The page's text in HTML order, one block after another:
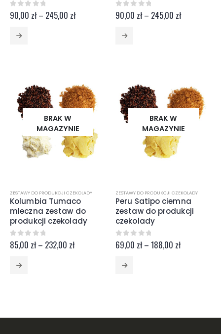
0z 5
90,00 zł – 245,00 złZakres
cen:
Ten
produkt
można
wybrać
na
stronie
produktu
0z 5
90,00 zł – 245,00 złZakres
cen:
Ten
produkt
można
wybrać
na
stronie
produktu
BRAK W
MAGAZYNIE
ZESTAWY DO PRODUKCJI CZEKOLADY
Kolumbia Tumaco
mleczna zestaw do
produkcji czekolady
0z 5
85,00 zł – 232,00 złZakres
cen:
BRAK W
MAGAZYNIE
ZESTAWY DO PRODUKCJI CZEKOLADY
Peru Satipo ciemna
zestaw do produkcji
czekolady
0z 5
69,00 zł – 188,00 złZakres
cen: